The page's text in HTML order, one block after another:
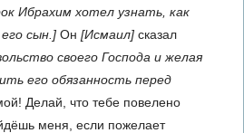
Ибрахим хотел узнать, как
сын.] Он [Исмаил] сказал
своего Господа и желая
его обязанность перед
Делай, что тебе повелено
меня, если пожелает